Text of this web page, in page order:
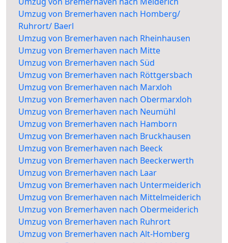
Umzug von Bremerhaven nach Homberg/
Ruhrort/ Baerl
Umzug von Bremerhaven nach Rheinhausen
Umzug von Bremerhaven nach Mitte
Umzug von Bremerhaven nach Süd
Umzug von Bremerhaven nach Röttgersbach
Umzug von Bremerhaven nach Marxloh
Umzug von Bremerhaven nach Obermarxloh
Umzug von Bremerhaven nach Neumühl
Umzug von Bremerhaven nach Hamborn
Umzug von Bremerhaven nach Bruckhausen
Umzug von Bremerhaven nach Beeck
Umzug von Bremerhaven nach Beeckerwerth
Umzug von Bremerhaven nach Laar
Umzug von Bremerhaven nach Untermeiderich
Umzug von Bremerhaven nach Mittelmeiderich
Umzug von Bremerhaven nach Obermeiderich
Umzug von Bremerhaven nach Ruhrort
Umzug von Bremerhaven nach Alt-Homberg